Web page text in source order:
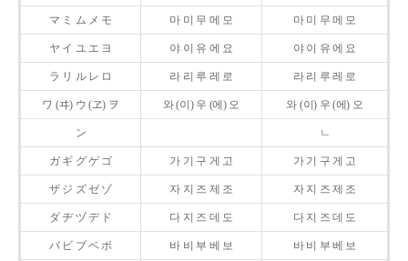
マ ミ ム メ モ 마 미 무 메 모 마 미 무 메 모
ヤ イ ユ エ ヨ 야 이 유 에 요 야 이 유 에 요
ラ リ ル レ ロ 라 리 루 레 로 라 리 루 레 로
ワ (ヰ) ウ (ヱ) ヲ 와 (이) 우 (에) 오 와 (이) 우 (에) 오
ン ㄴ
ガ ギ グ ゲ ゴ 가 기 구 게 고 가 기 구 게 고
ザ ジ ズ ゼ ゾ 자 지 즈 제 조 자 지 즈 제 조
ダ ヂ ヅ デ ド 다 지 즈 데 도 다 지 즈 데 도
バ ビ ブ ベ ボ 바 비 부 베 보 바 비 부 베 보